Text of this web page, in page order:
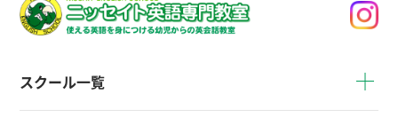
スクール一覧